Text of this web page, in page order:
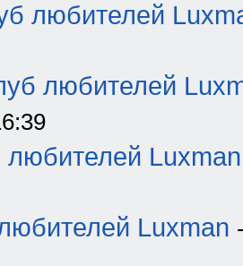
любителей
любителей
любителей Luxman
Luxman